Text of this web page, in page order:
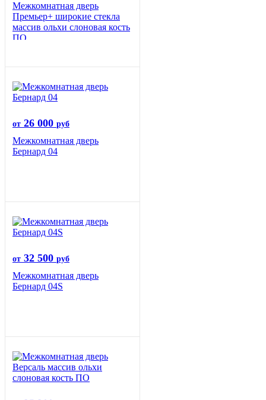
Межкомнатная дверь
Премьер+ широкие стекла
массив ольхи слоновая кость
ПО
от 26 000 руб
Межкомнатная дверь
Бернард 04
от 32 500 руб
Межкомнатная дверь
Бернард 04S